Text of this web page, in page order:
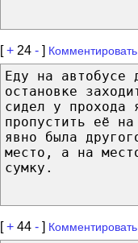
[+ 24 - ]
Еду на автобусе
остановке
сидел у прохода
пропустить её
явно была
место, а на
сумку.
[+ 44 - ]